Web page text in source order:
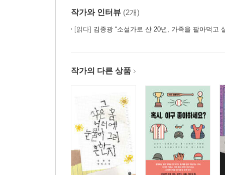
작가와 인터뷰 (2개)
[읽다] 김종광 “소설가로 산 20년, 가족을 팔아먹고
작가의 다른 상품